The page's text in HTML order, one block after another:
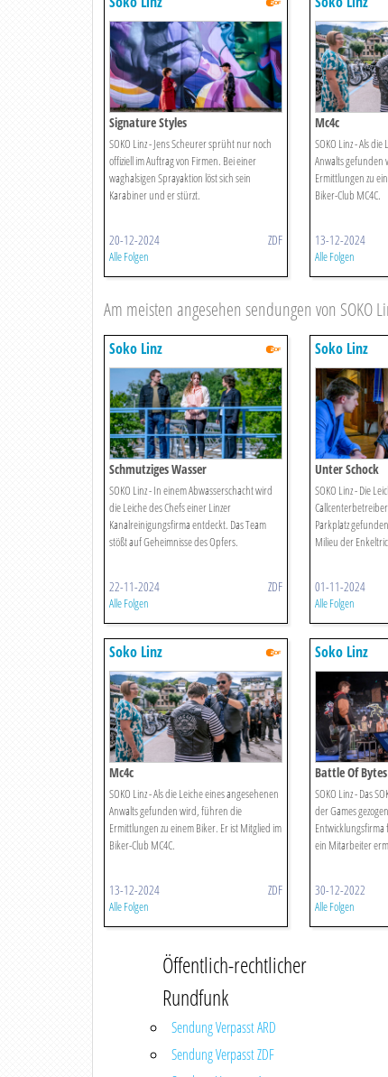
Signature Styles
SOKO Linz - Jens Scheurer sprüht nur noch
offiziell im Auftrag von Firmen. Bei einer
waghalsigen Sprayaktion löst sich sein
Karabiner und er stürzt.
20-12-2024 ZDF
Alle Folgen
Mc4c
SOKO Linz - Als
Anwalts
Ermittlungen zu
Biker-Club MC4C.
13-12-2024
Alle Folgen
Am meisten angesehen sendungen von SOKO
Soko Linz
Schmutziges Wasser
SOKO Linz - In einem Abwasserschacht wird
die Leiche des Chefs einer Linzer
Kanalreinigungsfirma entdeckt. Das Team
stößt auf Geheimnisse des Opfers.
22-11-2024 ZDF
Alle Folgen
Soko Linz
Unter Schock
SOKO Linz - Die
Parkplatz
Milieu der
01-11-2024
Alle Folgen
Soko Linz
Mc4c
SOKO Linz - Als die Leiche eines angesehenen
Anwalts gefunden wird, führen die
Ermittlungen zu einem Biker. Er ist Mitglied im
Biker-Club MC4C.
13-12-2024 ZDF
Alle Folgen
Soko Linz
Battle Of Bytes
SOKO Linz - Das
der Games
ein Mitarbeiter
30-12-2022
Alle Folgen
Öffentlich-rechtlicher
Rundfunk
Sendung Verpasst ARD
Sendung Verpasst ZDF